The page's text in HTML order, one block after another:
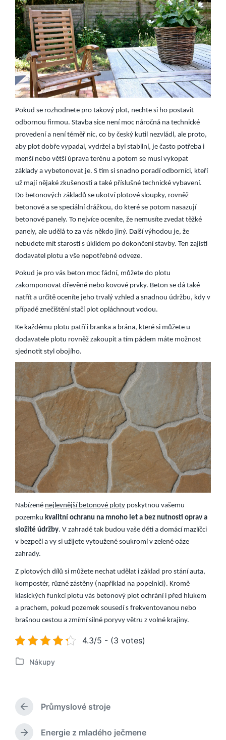
Pokud se rozhodnete pro takový plot, nechte si ho postavit
odbornou firmou. Stavba sice není moc náročná na technické
provedení a není téměř nic, co by český kutil nezvládl, ale proto,
aby plot dobře vypadal, vydržel a byl stabilní, je často potřeba i
menší nebo větší úprava terénu a potom se musí vykopat
základy a vybetonovat je. S tím si snadno poradí odborníci, kteří
už mají nějaké zkušenosti a také příslušné technické vybavení.
Do betonových základů se ukotví plotové sloupky, rovněž
betonové a se speciální drážkou, do které se potom nasazují
betonové panely. To nejvíce oceníte, že nemusíte zvedat těžké
panely, ale udělá to za vás někdo jiný. Další výhodou je, že
nebudete mít starosti s úklidem po dokončení stavby. Ten zajistí
dodavatel plotu a vše nepotřebné odveze.
Pokud je pro vás beton moc fádní, můžete do plotu
zakomponovat dřevěné nebo kovové prvky. Beton se dá také
natřít a určitě oceníte jeho trvalý vzhled a snadnou údržbu, kdy v
případě znečištění stačí plot opláchnout vodou.
Ke každému plotu patří i branka a brána, které si můžete u
dodavatele plotu rovněž zakoupit a tím pádem máte možnost
sjednotit styl obojího.
Nabízené nejlevnější betonové ploty poskytnou vašemu
pozemku kvalitní ochranu na mnoho let a bez nutnosti oprav a
složité údržby. V zahradě tak budou vaše děti a domácí mazlíčci
v bezpečí a vy si užijete vytoužené soukromí v zelené oáze
zahrady.
Z plotových dílů si můžete nechat udělat i základ pro stání auta,
kompostér, různé zástěny (například na popelnici). Kromě
klasických funkcí plotu vás betonový plot ochrání i před hlukem
a prachem, pokud pozemek sousedí s frekventovanou nebo
brašnou cestou a zmírní silné poryvy větru z volné krajiny.
4.3/5 - (3 votes)
P
i
o
Nákupy
P
ř
e
Průmyslové stroje
N
Energie z mladého ječmene